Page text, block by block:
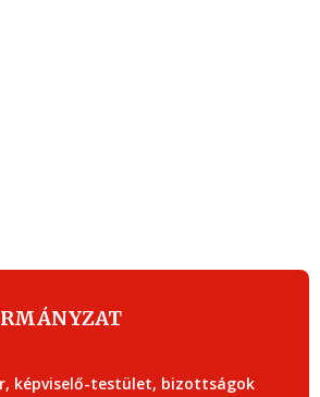
képviselő-testület, bizottságok